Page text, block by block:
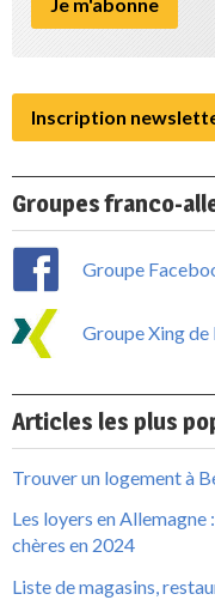
Inscription
Groupes franco-
Groupe
Groupe Xing de
Articles les plus
Trouver un logement à
Les loyers en Allemagne
chères en 2024
Liste de magasins,